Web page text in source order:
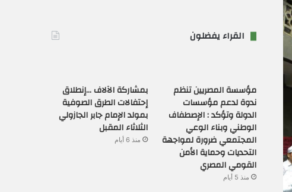
القراء يفضلون
مؤسسة المصريين تنظم
ندوة لدعم مؤسسات
الدولة وتؤكد : الإصطفاف
الوطني وبناء الوعي
المجتمعي ضرورة لمواجهة
التحديات وحماية الأمن
القومي المصري
منذ 5 أيام
بمشاركة الآلاف …إنطلاق
إحتفالات الطرق الصوفية
بمولد الإمام جابر الجازولي
الثلاثاء المقبل
منذ 6 أيام